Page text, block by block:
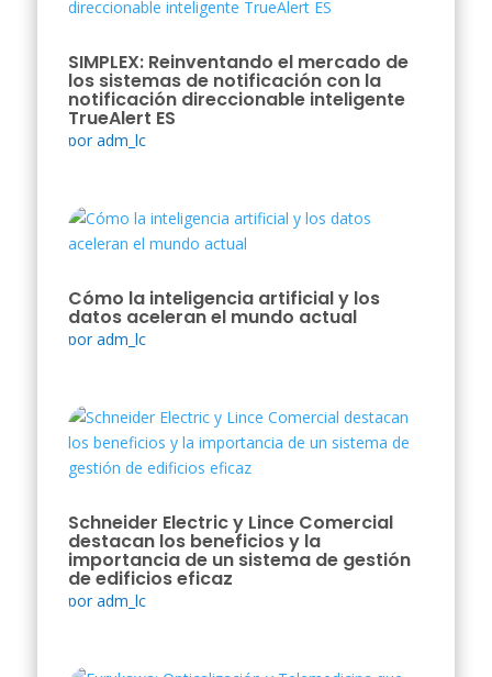
SIMPLEX: Reinventando el mercado de
los sistemas de notificación con la
notificación direccionable inteligente
TrueAlert ES
por adm_lc
Cómo la inteligencia artificial y los
datos aceleran el mundo actual
por adm_lc
Schneider Electric y Lince Comercial
destacan los beneficios y la
importancia de un sistema de gestión
de edificios eficaz
por adm_lc